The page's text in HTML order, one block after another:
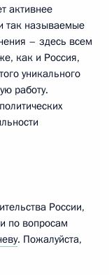
активнее
так называемые
– здесь всем
как и Россия,
уникального
работу.
России,
по вопросам
. Пожалуйста,